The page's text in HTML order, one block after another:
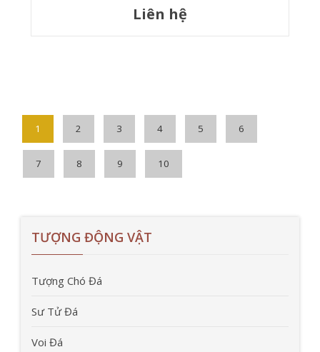
Liên hệ
1 2 3 4 5 6
7 8 9 10
TƯỢNG ĐỘNG VẬT
Tượng Chó Đá
Sư Tử Đá
Voi Đá